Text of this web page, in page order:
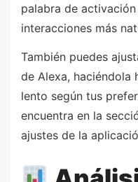
palabra de
interacciones más
También puedes
de Alexa, haciéndola
lento según tus
encuentra en la
ajustes de la